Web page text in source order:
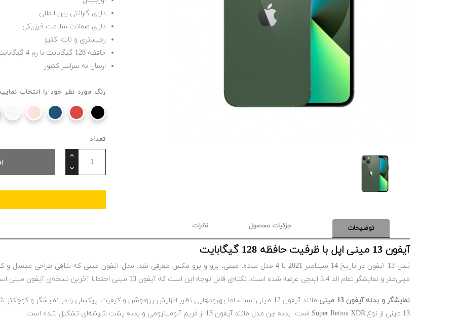
دارای گارانتی بین المللی
دارای ضمانت سلامت فیزیکی
رجیستری و نات اکتیو
حافظه 128 گیگابایت با رم 4 گیگابایت
ارسال به سراسر کشور
رنگ مورد نظر خود را انتخاب
تعداد
توضیحات جزئیات محصول نظرات
آیفون 13 مینی اپل با ظرفیت حافظه 128 گیگابایت
میلی‌متر و نمایشگر تمام الد 5.4 اینچی عرضه شده است. نکته‌ی قابل توجه این است که آیفون 13 مینی احتمالا آخرین نسخه‌ی آیفون مینی است، چون در سری 14 آیفون، آیفون مینی وجود ندارد.
نمایشگر و بدنه آیفون 13 مینی
مانند آیفون 12 مینی است، اما بهبودهایی نظیر افزایش رزولوشن و کیفیت پیکسلی را در نمایشگر
13 مینی از نوع Super Retina XDR است. بدنه این مدل مانند آیفون 13 از فریم آلومینیومی و بدنه پشت شیشه‌ای تشکیل شده است.